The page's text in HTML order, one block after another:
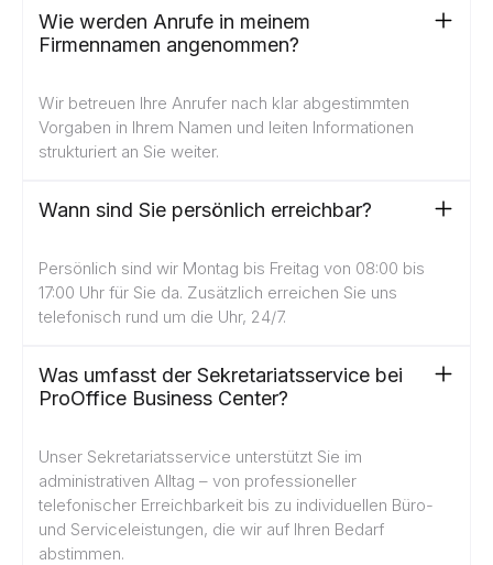
Wie werden Anrufe in meinem
Firmennamen angenommen?
Wir betreuen Ihre Anrufer nach klar abgestimmten
Vorgaben in Ihrem Namen und leiten Informationen
strukturiert an Sie weiter.
Wann sind Sie persönlich erreichbar?
Persönlich sind wir Montag bis Freitag von 08:00 bis
17:00 Uhr für Sie da. Zusätzlich erreichen Sie uns
telefonisch rund um die Uhr, 24/7.
Was umfasst der Sekretariatsservice bei
ProOffice Business Center?
Unser Sekretariatsservice unterstützt Sie im
administrativen Alltag – von professioneller
telefonischer Erreichbarkeit bis zu individuellen Büro-
und Serviceleistungen, die wir auf Ihren Bedarf
abstimmen.